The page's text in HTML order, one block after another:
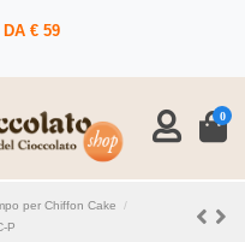
€ 59
0
per Chiffon Cake
P